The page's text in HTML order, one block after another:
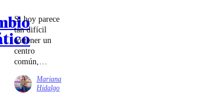
Si hoy parece
tan difícil
sostener un
centro
común,
de la tarea
sea volver a
Mariana
Hidalgo